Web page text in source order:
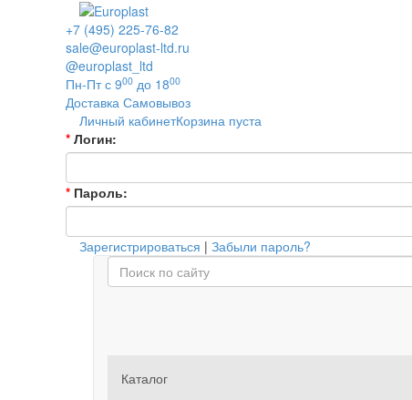
+7 (495) 225-76-82
sale@europlast-ltd.ru
@europlast_ltd
Пн-Пт с 900 до 1800
Доставка Самовывоз
Личный кабинетКорзина пуста
* Логин:
* Пароль:
Зарегистрироваться | Забыли пароль?
Каталог